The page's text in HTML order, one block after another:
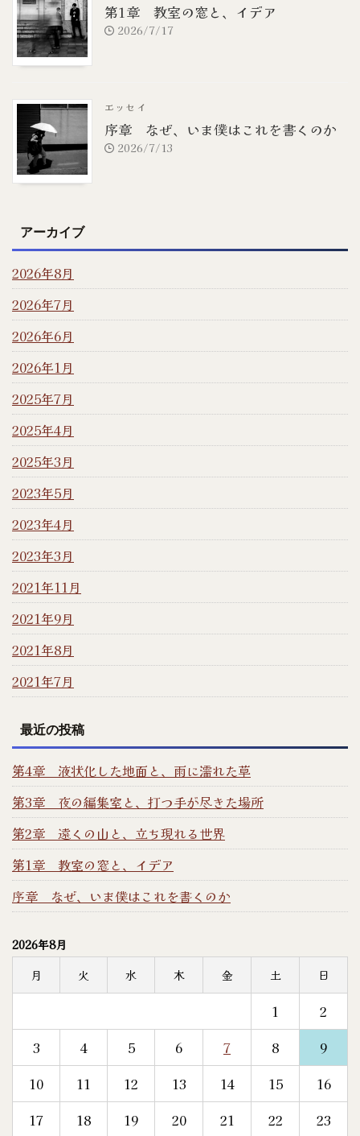
第1章 教室の窓と、イデア
2026/7/17
エッセイ
序章 なぜ、いま僕はこれを書くのか
2026/7/13
アーカイブ
2026年8月
2026年7月
2026年6月
2026年1月
2025年7月
2025年4月
2025年3月
2023年5月
2023年4月
2023年3月
2021年11月
2021年9月
2021年8月
2021年7月
最近の投稿
第4章 液状化した地面と、雨に濡れた草
第3章 夜の編集室と、打つ手が尽きた場所
第2章 遠くの山と、立ち現れる世界
第1章 教室の窓と、イデア
序章 なぜ、いま僕はこれを書くのか
2026年8月
月
火 水 木 金 土 日
1
2
3
4 5 6 7 8
9
10
11 12 13 14 15
16
17
18 19 20 21 22 23